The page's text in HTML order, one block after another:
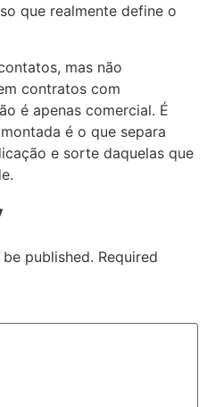
que realmente define o
mas não
contratos com
é apenas comercial. É
é o que separa
e sorte daquelas que
published. Required